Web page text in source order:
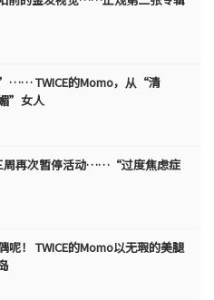
TWICE的Momo，从“清
”女人
周再次暂停活动……“过度焦虑症
呢！ TWICE的Momo以无瑕的美腿